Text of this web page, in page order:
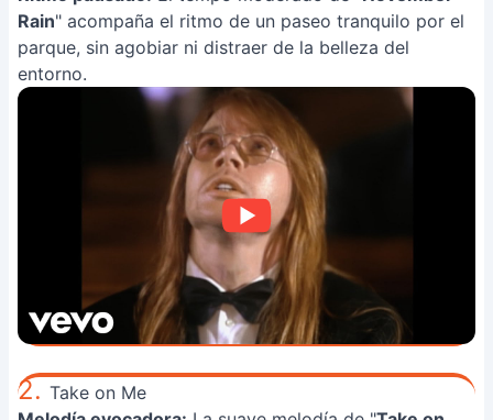
Rain" acompaña el ritmo de un paseo tranquilo por el
parque, sin agobiar ni distraer de la belleza del
entorno.
2. Take on Me